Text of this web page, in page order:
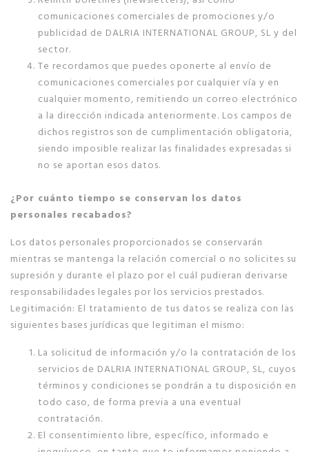
comunicaciones comerciales de promociones y/o
publicidad de DALRIA INTERNATIONAL GROUP, SL y del
sector.
Te recordamos que puedes oponerte al envío de
comunicaciones comerciales por cualquier vía y en
cualquier momento, remitiendo un correo electrónico
a la dirección indicada anteriormente. Los campos de
dichos registros son de cumplimentación obligatoria,
siendo imposible realizar las finalidades expresadas si
no se aportan esos datos.
¿Por cuánto tiempo se conservan los datos
personales recabados?
Los datos personales proporcionados se conservarán
mientras se mantenga la relación comercial o no solicites su
supresión y durante el plazo por el cuál pudieran derivarse
responsabilidades legales por los servicios prestados.
Legitimación: El tratamiento de tus datos se realiza con las
siguientes bases jurídicas que legitiman el mismo:
La solicitud de información y/o la contratación de los
servicios de DALRIA INTERNATIONAL GROUP, SL, cuyos
términos y condiciones se pondrán a tu disposición en
todo caso, de forma previa a una eventual
contratación.
El consentimiento libre, específico, informado e